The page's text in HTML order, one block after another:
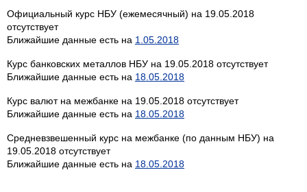
Официальный курс НБУ (ежемесячный) на 19.05.2018
отсутствует
Ближайшие данные есть на 1.05.2018
Курс банковских металлов НБУ на 19.05.2018 отсутствует
Ближайшие данные есть на 18.05.2018
Курс валют на межбанке на 19.05.2018 отсутствует
Ближайшие данные есть на 18.05.2018
Средневзвешенный курс на межбанке (по данным НБУ) на
19.05.2018 отсутствует
Ближайшие данные есть на 18.05.2018